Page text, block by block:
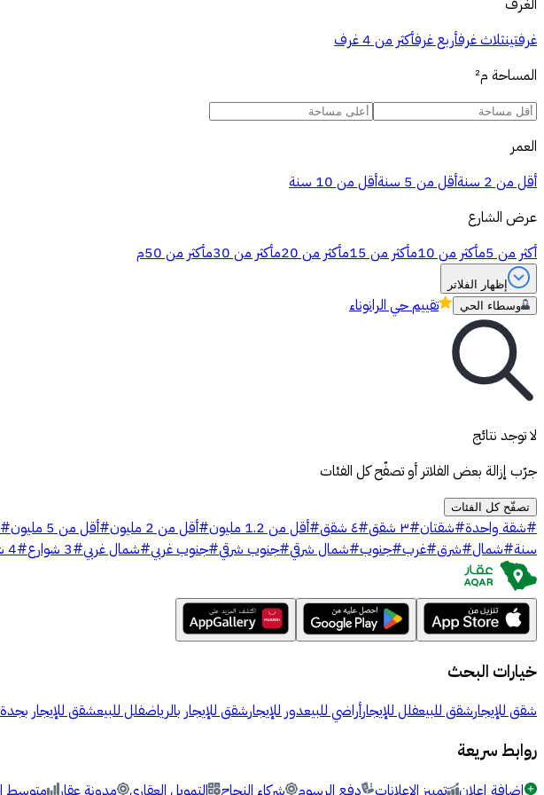
الغرف
غرفتينثلاث غرفأربع غرفأكثر من 4 غرف
المساحة م²
العمر
أقل من 2 سنة
أقل من 5 سنة
أقل من 10 سنة
عرض الشارع
أكثر من 5م
أكثر من 10م أكثر من 15م أكثر من 20م أكثر من 30م أكثر من 50م
إظهار الفلاتر
وسطاء الحي
تقييمحي الرانوناء
لا توجد نتائج
جرّب إزالة بعض الفلاتر أو تصفّح كل الفئات
تصفّح كل الفئات
#شقة واحدة#شقتان#٣ شقق #٤ شقق #أقل من 1.2 مليون #أقل من 2 مليون #أقل من 5 مليون #
سنة#شمال#شرق#غرب#جنوب#شمال شرقي#جنوب شرقي#جنوب غربي#شمال غربي#3 شوارع #4 شوارع
خيارات البحث
شقق للإيجارشقق للبيعفلل للإيجارأراضي للبيعدور للإيجارشقق للإيجار بالرياضفلل للبيعشقق للإيجار بجدة
روابط سريعة
إضافة إعلان تمييز الإعلانات دفع الرسوم شركاء النجاح التمويل العقاري مدونة عقار متوسط